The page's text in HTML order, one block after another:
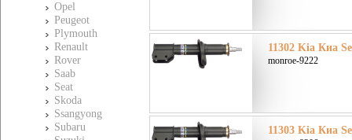
Opel
Peugeot
Plymouth
Renault
Rover
Saab
Seat
Skoda
Ssangyong
Subaru
11302 Kia Киа
monroe-9222
11303 Kia Киа